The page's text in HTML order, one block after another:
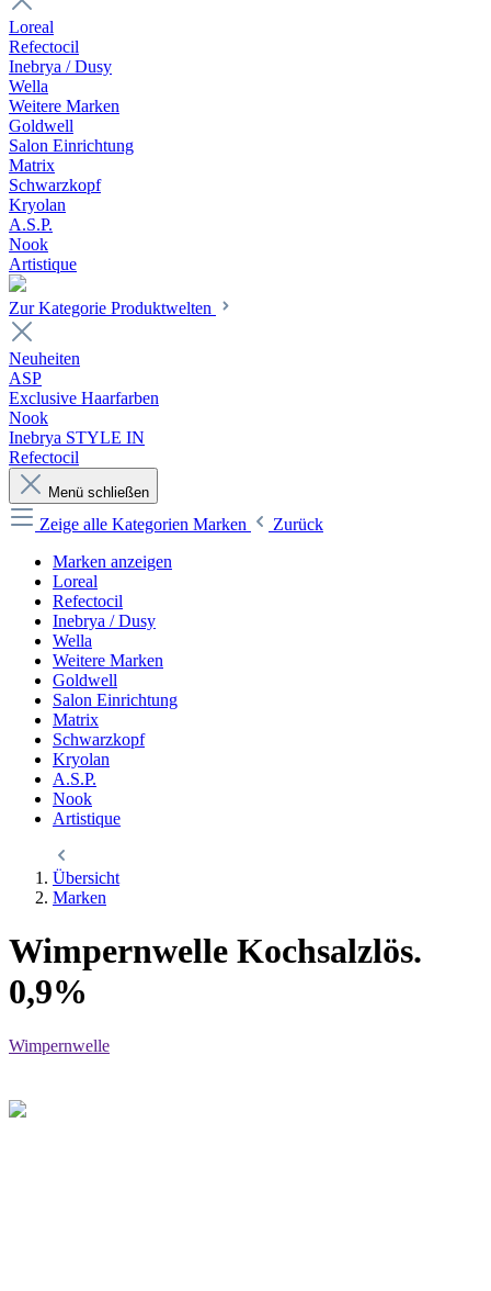
Loreal
Refectocil
Inebrya / Dusy
Wella
Weitere Marken
Goldwell
Salon Einrichtung
Matrix
Schwarzkopf
Kryolan
A.S.P.
Nook
Artistique
Zur Kategorie Produktwelten
Neuheiten
ASP
Exclusive Haarfarben
Nook
Inebrya STYLE IN
Refectocil
Menü schließen
Zeige alle Kategorien Marken
Zurück
Marken anzeigen
Loreal
Refectocil
Inebrya / Dusy
Wella
Weitere Marken
Goldwell
Salon Einrichtung
Matrix
Schwarzkopf
Kryolan
A.S.P.
Nook
Artistique
Übersicht
Marken
Wimpernwelle Kochsalzlös.
0,9%
Wimpernwelle